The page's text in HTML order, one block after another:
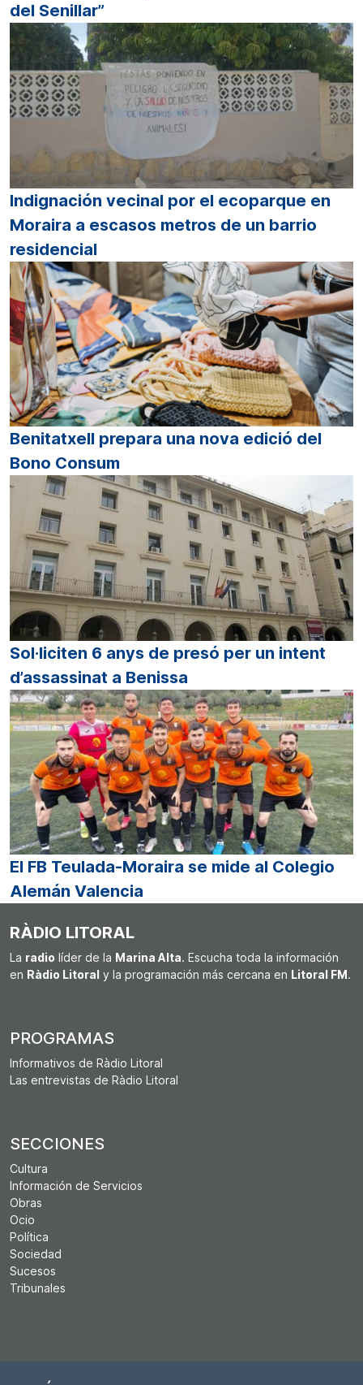
del Senillar”
Indignación vecinal por el ecoparque en
Moraira a escasos metros de un barrio
residencial
Benitatxell prepara una nova edició del
Bono Consum
Sol·liciten 6 anys de presó per un intent
d’assassinat a Benissa
El FB Teulada-Moraira se mide al Colegio
Alemán Valencia
RÀDIO LITORAL
La radio líder de la Marina Alta. Escucha toda la información
en Ràdio Litoral y la programación más cercana en Litoral FM.
PROGRAMAS
Informativos de Ràdio Litoral
Las entrevistas de Ràdio Litoral
SECCIONES
Cultura
Información de Servicios
Obras
Ocio
Política
Sociedad
Sucesos
Tribunales